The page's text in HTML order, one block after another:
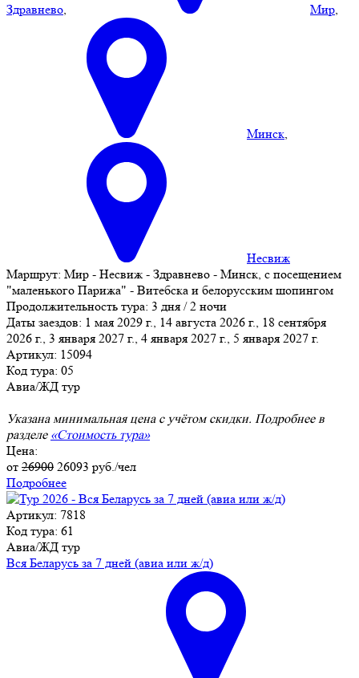
Здравнево, Мир,
Минск,
Несвиж
Маршрут: Мир - Несвиж - Здравнево - Минск, с посещением
"маленького Парижа" - Витебска и белорусским шопингом
Продолжительность тура: 3 дня / 2 ночи
Даты заездов: 1 мая 2029 г., 14 августа 2026 г., 18 сентября
2026 г., 3 января 2027 г., 4 января 2027 г., 5 января 2027 г.
Артикул: 15094
Код тура: 05
Авиа/ЖД тур
Указана минимальная цена с учётом скидки. Подробнее в
разделе «Стоимость тура»
Цена:
от 26900 26093 руб./чел
Подробнее
Артикул: 7818
Код тура: 61
Авиа/ЖД тур
Вся Беларусь за 7 дней (авиа или ж/д)